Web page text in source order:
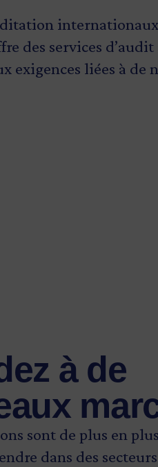
des services d’audit
liées à de
à de
sont de plus en
dans des